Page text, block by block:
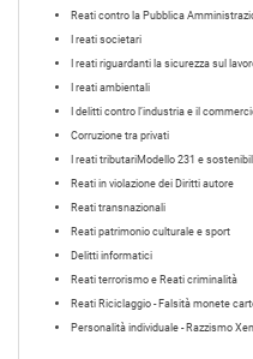
Reati contro la Pubblica
I reati societari
I reati riguardanti la sicurezza sul
I reati ambientali
I delitti contro l’industria e il
Corruzione tra privati
I reati tributariModello 231 e
Reati in violazione dei Diritti autore
Reati transnazionali
Reati patrimonio culturale e sport
Delitti informatici
Reati terrorismo e Reati criminalità
Reati Riciclaggio - Falsità monete
Personalità individuale - Razzismo